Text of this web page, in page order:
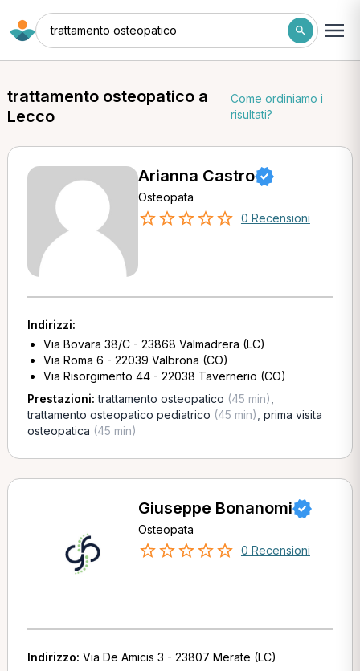
trattamento osteopatico
trattamento osteopatico a
Lecco
Come ordiniamo i
risultati?
Arianna Castro
Osteopata
0 Recensioni
Indirizzi:
Via Bovara 38/C - 23868 Valmadrera (LC)
Via Roma 6 - 22039 Valbrona (CO)
Via Risorgimento 44 - 22038 Tavernerio (CO)
Prestazioni:trattamento osteopatico (45 min)
trattamento osteopatico pediatrico (45 min) prima visita
osteopatica (45 min)
Giuseppe Bonanomi
Osteopata
0 Recensioni
Indirizzo: Via De Amicis 3 - 23807 Merate (LC)